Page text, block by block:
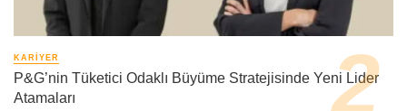
KARIYER
P&G’nin Tüketici Odaklı Büyüme Stratejisinde Yeni Lider
Atamaları